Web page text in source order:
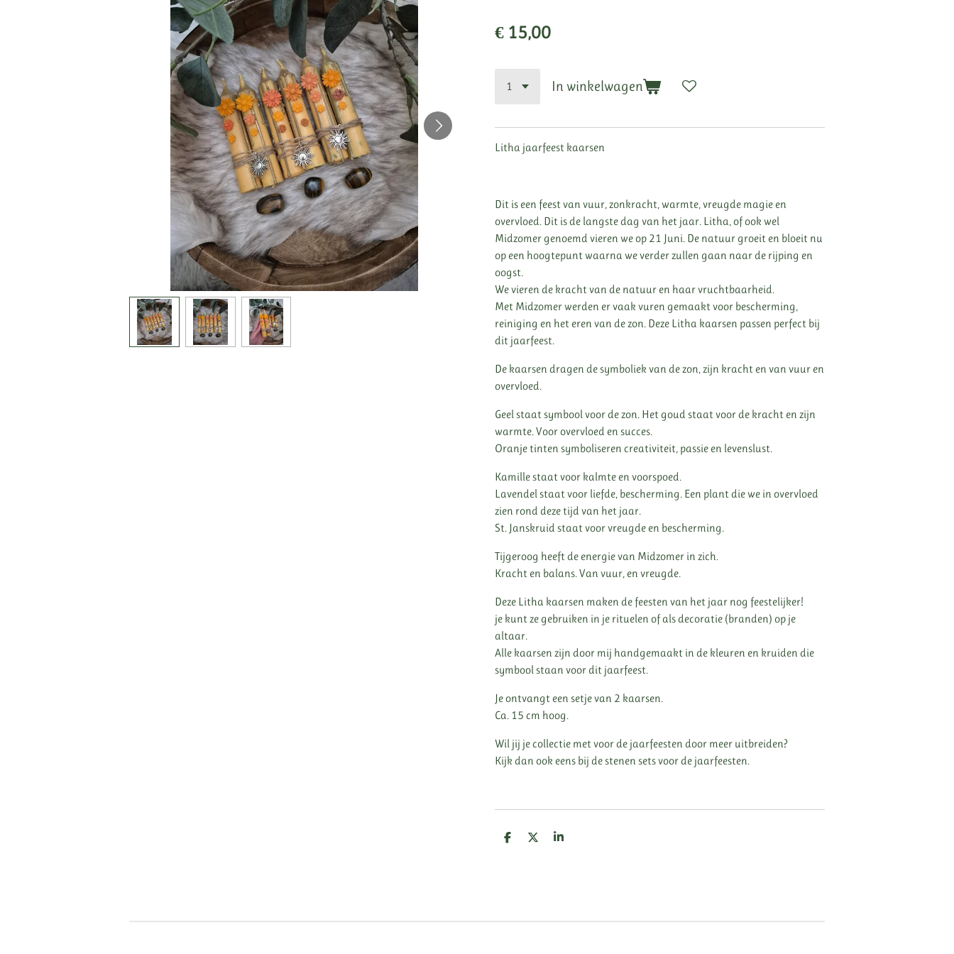
€ 15,00
In winkelwagen
Litha jaarfeest kaarsen
Dit is een feest van vuur, zonkracht, warmte, vreugde magie en
overvloed. Dit is de langste dag van het jaar. Litha, of ook wel
Midzomer genoemd vieren we op 21 Juni. De natuur groeit en bloeit nu
op een hoogtepunt waarna we verder zullen gaan naar de rijping en
oogst.
We vieren de kracht van de natuur en haar vruchtbaarheid.
Met Midzomer werden er vaak vuren gemaakt voor bescherming,
reiniging en het eren van de zon. Deze Litha kaarsen passen perfect bij
dit jaarfeest.
De kaarsen dragen de symboliek van de zon, zijn kracht en van vuur en
overvloed.
Geel staat symbool voor de zon. Het goud staat voor de kracht en zijn
warmte. Voor overvloed en succes.
Oranje tinten symboliseren creativiteit, passie en levenslust.
Kamille staat voor kalmte en voorspoed.
Lavendel staat voor liefde, bescherming. Een plant die we in overvloed
zien rond deze tijd van het jaar.
St. Janskruid staat voor vreugde en bescherming.
Tijgeroog heeft de energie van Midzomer in zich.
Kracht en balans. Van vuur, en vreugde.
Deze Litha kaarsen maken de feesten van het jaar nog feestelijker!
je kunt ze gebruiken in je rituelen of als decoratie (branden) op je
altaar.
Alle kaarsen zijn door mij handgemaakt in de kleuren en kruiden die
symbool staan voor dit jaarfeest.
Je ontvangt een setje van 2 kaarsen.
Ca. 15 cm hoog.
Wil jij je collectie met voor de jaarfeesten door meer uitbreiden?
Kijk dan ook eens bij de stenen sets voor de jaarfeesten.
D
D
S